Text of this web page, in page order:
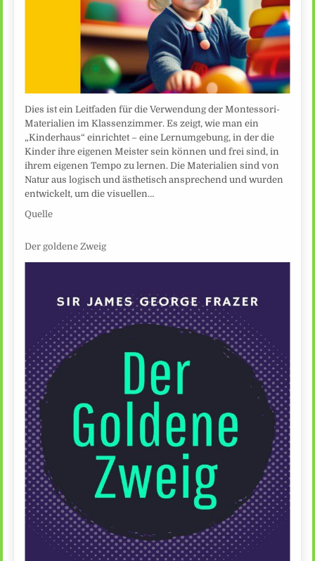
Dies ist ein Leitfaden für die Verwendung der Montessori-
Materialien im Klassenzimmer. Es zeigt, wie man ein
„Kinderhaus“ einrichtet – eine Lernumgebung, in der die
Kinder ihre eigenen Meister sein können und frei sind, in
ihrem eigenen Tempo zu lernen. Die Materialien sind von
Natur aus logisch und ästhetisch ansprechend und wurden
entwickelt, um die visuellen…
Quelle
Der goldene Zweig